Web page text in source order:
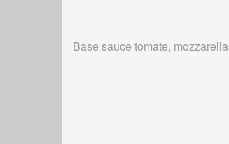
Base sauce tomate, mozzarella